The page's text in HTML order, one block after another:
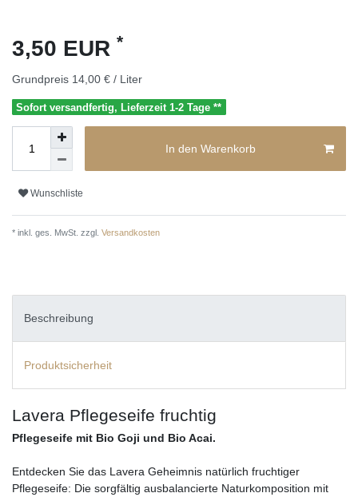
3,50 EUR *
Grundpreis 14,00 € / Liter
Sofort versandfertig, Lieferzeit 1-2 Tage **
In den Warenkorb
Wunschliste
* inkl. ges. MwSt. zzgl. Versandkosten
Beschreibung
Produktsicherheit
Lavera Pflegeseife fruchtig
Pflegeseife mit Bio Goji und Bio Acai.
Entdecken Sie das Lavera Geheimnis natürlich fruchtiger
Pflegeseife: Die sorgfältig ausbalancierte Naturkomposition mit